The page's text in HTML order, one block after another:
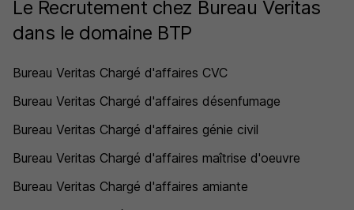
Le Recrutement chez Bureau Veritas
dans le domaine BTP
Bureau Veritas Chargé d'affaires CVC
Bureau Veritas Chargé d'affaires désenfumage
Bureau Veritas Chargé d'affaires génie civil
Bureau Veritas Chargé d'affaires maîtrise d'oeuvre
Bureau Veritas Chargé d'affaires amiante